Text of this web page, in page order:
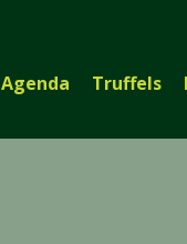
Agenda Truffels